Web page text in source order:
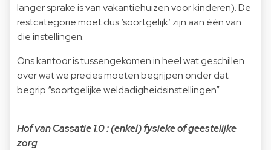
langer sprake is van vakantiehuizen voor kinderen). De
restcategorie moet dus ‘soortgelijk’ zijn aan één van
die instellingen.
Ons kantoor is tussengekomen in heel wat geschillen
over wat we precies moeten begrijpen onder dat
begrip “soortgelijke weldadigheidsinstellingen”.
Hof van Cassatie 1.0 : (enkel) fysieke of geestelijke
zorg